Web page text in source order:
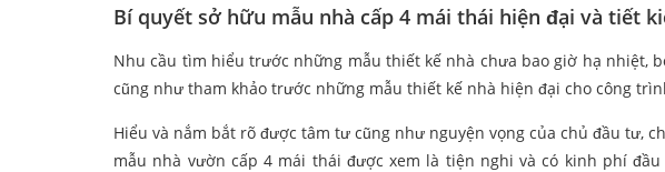
Bí quyết sở hữu mẫu nhà cấp 4 mái thái hiện đại và tiết
Nhu cầu tìm hiểu trước những mẫu thiết kế nhà chưa bao giờ hạ nhiệt,
cũng như tham khảo trước những mẫu thiết kế nhà hiện đại cho công
Hiểu và nắm bắt rõ được tâm tư cũng như nguyện vọng của chủ đầu tư,
mẫu nhà vườn cấp 4 mái thái được xem là tiện nghi và có kinh phí